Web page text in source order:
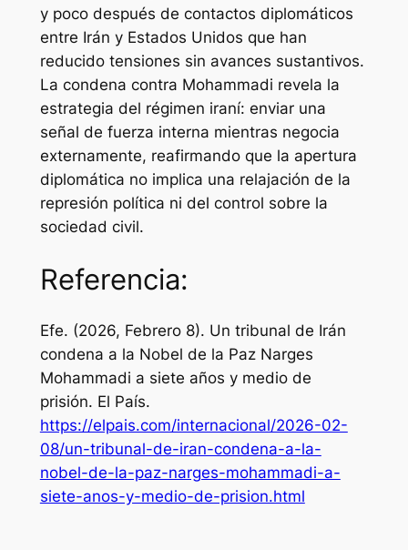
y poco después de contactos diplomáticos
entre Irán y Estados Unidos que han
reducido tensiones sin avances sustantivos.
La condena contra Mohammadi revela la
estrategia del régimen iraní: enviar una
señal de fuerza interna mientras negocia
externamente, reafirmando que la apertura
diplomática no implica una relajación de la
represión política ni del control sobre la
sociedad civil.
Referencia:
Efe. (2026, Febrero 8). Un tribunal de Irán
condena a la Nobel de la Paz Narges
Mohammadi a siete años y medio de
prisión. El País.
https://elpais.com/internacional/2026-02-
08/un-tribunal-de-iran-condena-a-la-
nobel-de-la-paz-narges-mohammadi-a-
siete-anos-y-medio-de-prision.html